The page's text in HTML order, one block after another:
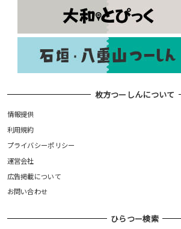
枚方つーしんについて
情報提供
利用規約
プライバシーポリシー
運営会社
広告掲載について
お問い合わせ
ひらつー検索